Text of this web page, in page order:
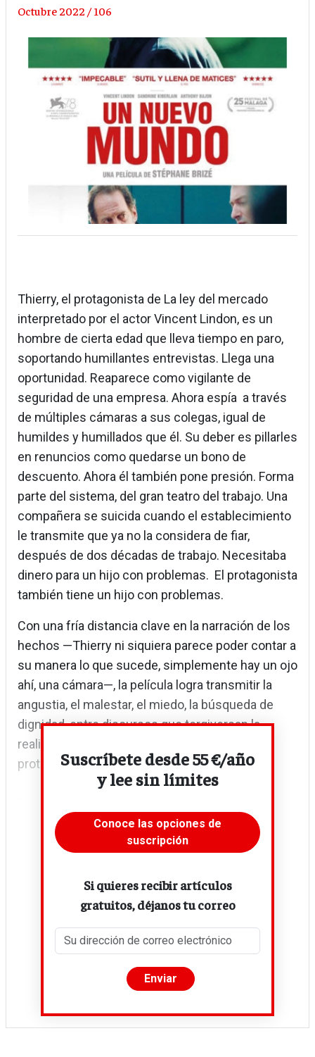
Octubre 2022 / 106
Thierry, el protagonista de La ley del mercado
interpretado por el actor Vincent Lindon, es un
hombre de cierta edad que lleva tiempo en paro,
soportando humillantes entrevistas. Llega una
oportunidad. Reaparece como vigilante de
seguridad de una empresa. Ahora espía a través
de múltiples cámaras a sus colegas, igual de
humildes y humillados que él. Su deber es pillarles
en renuncios como quedarse un bono de
descuento. Ahora él también pone presión. Forma
parte del sistema, del gran teatro del trabajo. Una
compañera se suicida cuando el establecimiento
le transmite que ya no la considera de fiar,
después de dos décadas de trabajo. Necesitaba
dinero para un hijo con problemas. El protagonista
también tiene un hijo con problemas.
Con una fría distancia clave en la narración de los
hechos —Thierry ni siquiera parece poder contar a
su manera lo que sucede, simplemente hay un ojo
ahí, una cámara—, la película logra transmitir la
angustia, el malestar, el miedo, la búsqueda de
dignidad, entre discursos que tergiversan la
realidad alienante en la que participa el
protagonista.Suscríbete desde 55 €/año
y lee sin límites
Conoce las opciones de
suscripción
Si quieres recibir artículos
gratuitos, déjanos tu correo